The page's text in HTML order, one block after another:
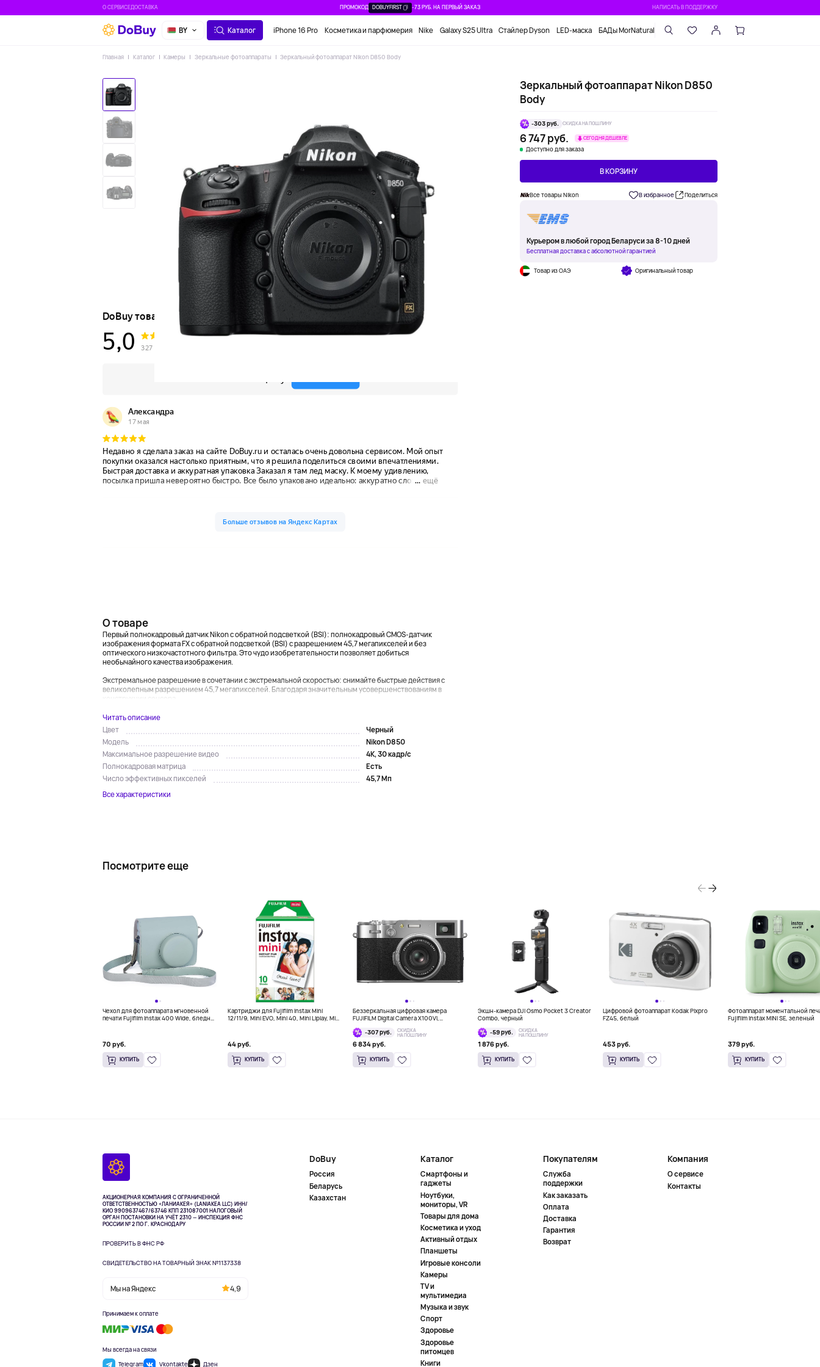
О СЕРВИСЕДОСТАВКА ПРОМОКОД DOBUYFIRST -73 РУБ. НА ПЕРВЫЙ ЗАКАЗ НАПИСАТЬ В ПОДДЕРЖКУ
BY Каталог iPhone 16 Pro Косметика и парфюмерия Nike Galaxy S25 Ultra Стайлер Dyson LED-маска БАДы MorNatural
Главная Каталог Камеры Зеркальные фотоаппараты Зеркальный фотоаппарат Nikon D850 Body
Зеркальный фотоаппарат Nikon D850
Body
-303 руб. СКИДКА НА ПОШЛИНУ
6 747 руб. СЕГОДНЯ ДЕШЕВЛЕ
Доступно для заказа
В КОРЗИНУ
Все товары Nikon В избранное Поделиться
Курьером в любой город Беларуси за 8-10 дней
Бесплатная доставка с абсолютной гарантией
Товар из ОАЭ Оригинальный товар
О товаре
Первый полнокадровый датчик Nikon с обратной подсветкой (BSI): полнокадровый CMOS-датчик
изображения формата FX с обратной подсветкой (BSI) с разрешением 45,7 мегапикселей и без
оптического низкочастотного фильтра. Это чудо изобретательности позволяет добиться
необычайного качества изображения.
Экстремальное разрешение в сочетании с экстремальной скоростью: снимайте быстрые действия с
великолепным разрешением 45,7 мегапикселей. Благодаря значительным усовершенствованиям в
Читать описание
Цвет
Черный
Модель
Nikon D850
Максимальное разрешение видео
4К, 30 кадр/с
Полнокадровая матрица
Есть
Число эффективных пикселей
45,7 Мп
Все характеристики
Посмотрите еще
Чехол для фотоаппарата мгновенной
печати Fujifilm Instax 400 Wide, бледно-
70 руб.
КУПИТЬ
Картриджи для Fujifilm Instax Mini
12/11/9, Mini EVO, Mini 40, Mini Liplay, Mini
44 руб.
КУПИТЬ
Беззеркальная цифровая камера
FUJIFILM Digital Camera X100VI,
-307 руб.
СКИДКА
НА ПОШЛИНУ
6 834 руб.
КУПИТЬ
Экшн-камера DJI Osmo Pocket 3 Creator
Combo, черный
-59 руб.
СКИДКА
НА ПОШЛИНУ
1 876 руб.
КУПИТЬ
Цифровой фотоаппарат Kodak Pixpro
FZ45, белый
453 руб.
КУПИТЬ
Фотоаппарат моментальной
Fujifilm Instax MINI SE, зеленый
379 руб.
КУПИТЬ
АКЦИОНЕРНАЯ КОМПАНИЯ С ОГРАНИЧЕННОЙ
ОТВЕТСТВЕННОСТЬЮ «ЛАНИАКЕЯ» (LANIAKEA LLC) ИНН/
КИО 9909637467/63746 КПП 231087001НАЛОГОВЫЙ
ОРГАН ПОСТАНОВКИ НА УЧЁТ 2310 — ИНСПЕКЦИЯ ФНС
РОССИИ № 2 ПО Г. КРАСНОДАРУ
ПРОВЕРИТЬ В ФНС РФ
СВИДЕТЕЛЬСТВО НА ТОВАРНЫЙ ЗНАК №1137338
Мы на Яндекс 4,9
Принимаем к оплате
Мы всегда на связи
Telegram
Vkontakte Дзен
DoBuy
Россия
Беларусь
Казахстан
Каталог
Смартфоны и
гаджеты
Ноутбуки,
мониторы, VR
Товары для дома
Косметика и уход
Активный отдых
Планшеты
Игровые консоли
Камеры
TV и
мультимедиа
Музыка и звук
Спорт
Здоровье
Здоровье
питомцев
Книги
Покупателям
Служба
поддержки
Как заказать
Оплата
Доставка
Гарантия
Возврат
Компания
О сервисе
Контакты